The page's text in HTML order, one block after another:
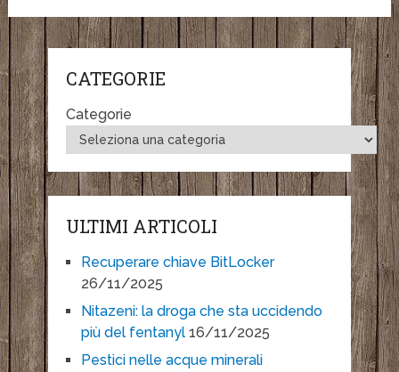
CATEGORIE
Categorie
ULTIMI ARTICOLI
Recuperare chiave BitLocker
26/11/2025
Nitazeni: la droga che sta uccidendo
più del fentanyl 16/11/2025
Pestici nelle acque minerali